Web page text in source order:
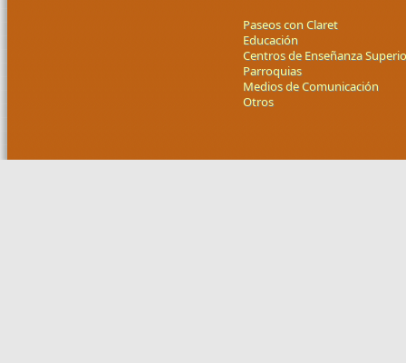
Paseos con Claret
Educación
Centros de Enseñanza
Parroquias
Medios de Comunicación
Otros